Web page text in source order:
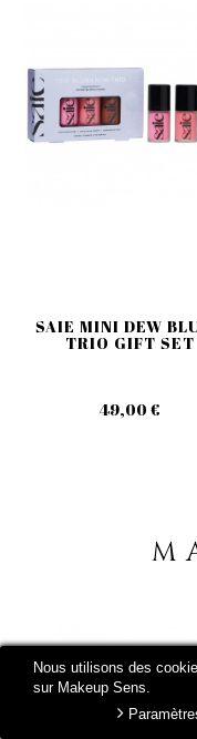
Nous utilisons des
sur Makeup Sens.
SAIE MINI DEW
TRIO GIFT SET
49,00 €